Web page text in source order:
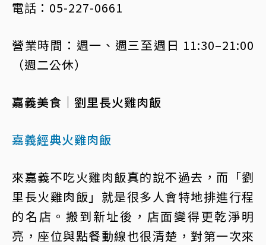
電話：05-227-0661
營業時間：週一、週三至週日 11:30–21:00
（週二公休）
嘉義美食｜劉里長火雞肉飯
嘉義經典火雞肉飯
來嘉義不吃火雞肉飯真的說不過去，而「劉
里長火雞肉飯」就是很多人會特地排進行程
的名店。搬到新址後，店面變得更乾淨明
亮，座位與點餐動線也很清楚，對第一次來